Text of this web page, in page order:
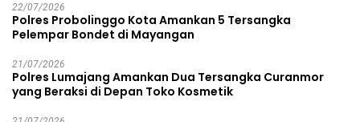
22/07/2026
Polres Probolinggo Kota Amankan 5 Tersangka
Pelempar Bondet di Mayangan
21/07/2026
Polres Lumajang Amankan Dua Tersangka Curanmor
yang Beraksi di Depan Toko Kosmetik